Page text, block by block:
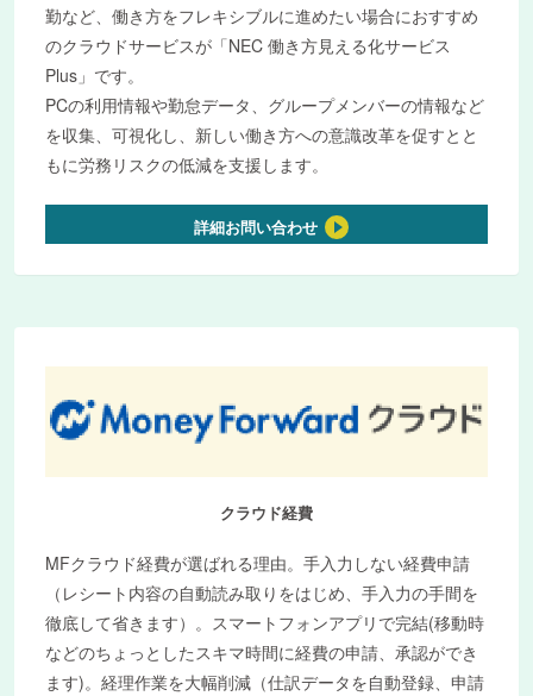
勤など、働き方をフレキシブルに進めたい場合におすすめ
のクラウドサービスが「NEC 働き方見える化サービス
Plus」です。
PCの利用情報や勤怠データ、グループメンバーの情報など
を収集、可視化し、新しい働き方への意識改革を促すとと
もに労務リスクの低減を支援します。
詳細お問い合わせ
クラウド経費
MFクラウド経費が選ばれる理由。手入力しない経費申請
（レシート内容の自動読み取りをはじめ、手入力の手間を
徹底して省きます）。スマートフォンアプリで完結(移動時
などのちょっとしたスキマ時間に経費の申請、承認ができ
ます)。経理作業を大幅削減（仕訳データを自動登録、申請